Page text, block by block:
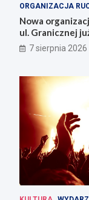
ORGANIZACJA
Nowa
ul. Granicznej
7 sierpnia 2026